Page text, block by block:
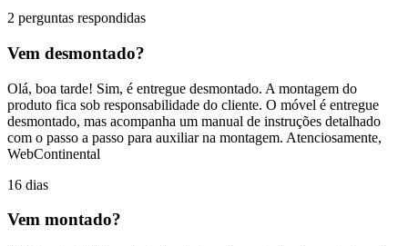
2 perguntas respondidas
Vem desmontado?
Olá, boa tarde! Sim, é entregue desmontado. A montagem do
produto fica sob responsabilidade do cliente. O móvel é entregue
desmontado, mas acompanha um manual de instruções detalhado
com o passo a passo para auxiliar na montagem. Atenciosamente,
WebContinental
16 dias
Vem montado?